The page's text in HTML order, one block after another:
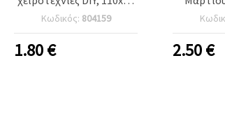
mm
Κωδικός: 804159
1.80€ 2.50€